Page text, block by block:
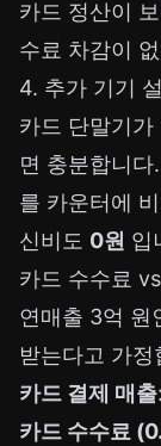
카드 정산이
수료 차감이
4. 추가 기기
카드 단말기
면 충분합니
를 카운터에
신비도 0원 입
카드 수수료
연매출 3억 원
받는다고 가정
카드 결제 매출
카드 수수료